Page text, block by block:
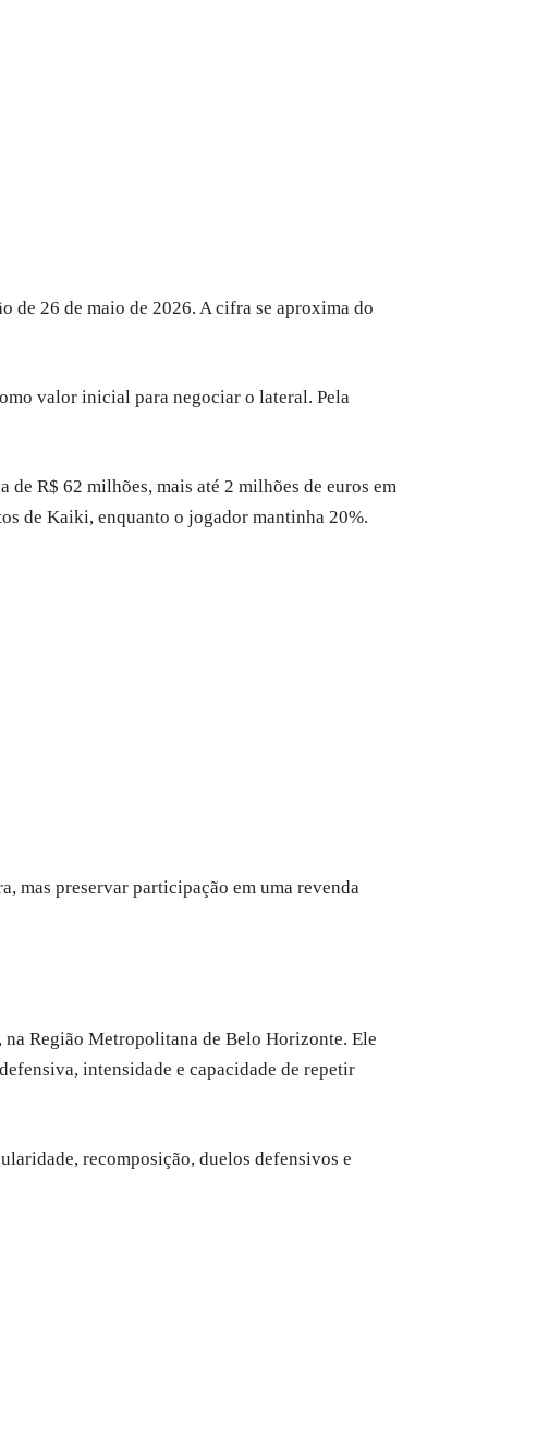
de 26 de maio de 2026. A cifra se aproxima do
valor inicial para negociar o lateral. Pela
R$ 62 milhões, mais até 2 milhões de euros em
de Kaiki, enquanto o jogador mantinha 20%.
mas preservar participação em uma revenda
Região Metropolitana de Belo Horizonte. Ele
intensidade e capacidade de repetir
recomposição, duelos defensivos e